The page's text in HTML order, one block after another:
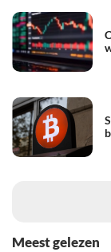
Meest gelezen